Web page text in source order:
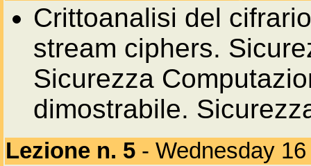
Crittoanalisi del
stream ciphers.
Sicurezza
dimostrabile.
Lezione n. 5 - Wednesday